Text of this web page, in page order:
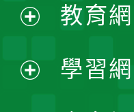
選
單
開
選
開
教育
學習